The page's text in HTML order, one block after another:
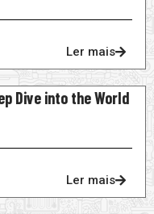
Ler mais
Dive into the World
Ler mais